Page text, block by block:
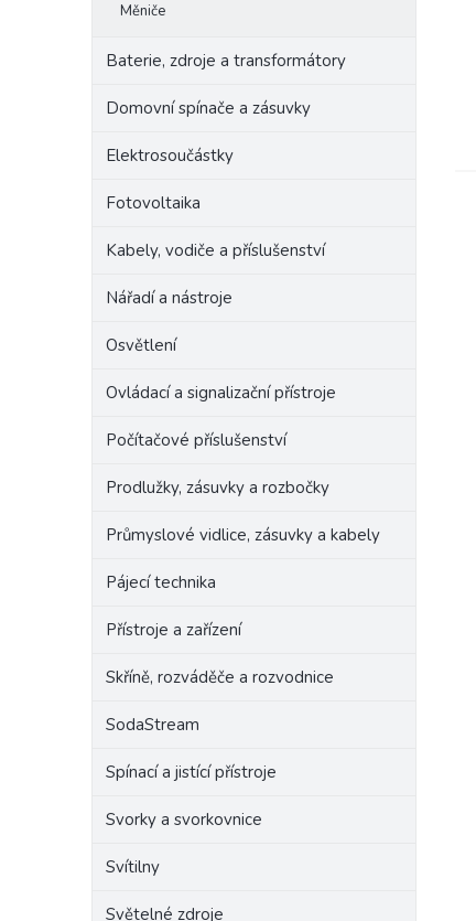
Měniče
Baterie, zdroje a transformátory
Domovní spínače a zásuvky
Elektrosoučástky
Fotovoltaika
Kabely, vodiče a příslušenství
Nářadí a nástroje
Osvětlení
Ovládací a signalizační přístroje
Počítačové příslušenství
Prodlužky, zásuvky a rozbočky
Průmyslové vidlice, zásuvky a kabely
Pájecí technika
Přístroje a zařízení
Skříně, rozváděče a rozvodnice
SodaStream
Spínací a jistící přístroje
Svorky a svorkovnice
Svítilny
Světelné zdroje